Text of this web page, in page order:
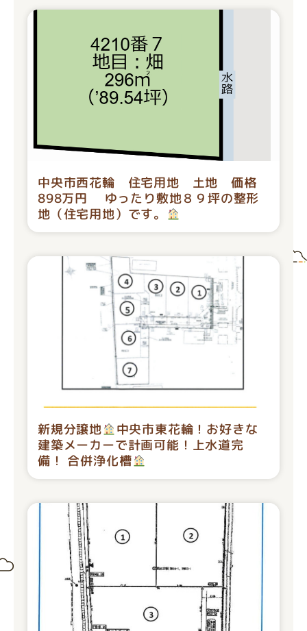
中央市西花輪 住宅用地 土地 価格
898万円 ゆったり敷地８９坪の整形
地（住宅用地）です。
新規分譲地
中央市東花輪！お好きな
建築メーカーで計画可能！上水道完
備！ 合併浄化槽